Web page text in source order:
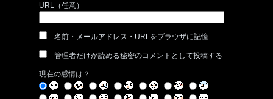
URL（任意）
名前・メールアドレス・URLをブラウザに記憶
管理者だけが読める秘密のコメントとして投稿する
現在の感情は？